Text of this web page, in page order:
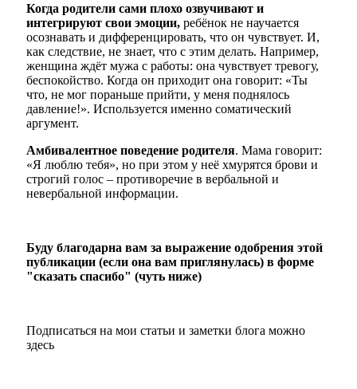
Когда родители сами плохо озвучивают и
интегрируют свои эмоции, ребёнок не научается
осознавать и дифференцировать, что он чувствует. И,
как следствие, не знает, что с этим делать. Например,
женщина ждёт мужа с работы: она чувствует тревогу,
беспокойство. Когда он приходит она говорит: «Ты
что, не мог пораньше прийти, у меня поднялось
давление!». Используется именно соматический
аргумент.
Амбивалентное поведение родителя. Мама говорит:
«Я люблю тебя», но при этом у неё хмурятся брови и
строгий голос – противоречие в вербальной и
невербальной информации.
Буду благодарна вам за выражение одобрения этой
публикации (если она вам приглянулась) в форме
"сказать спасибо" (чуть ниже)
Подписаться на мои статьи и заметки блога можно
здесь